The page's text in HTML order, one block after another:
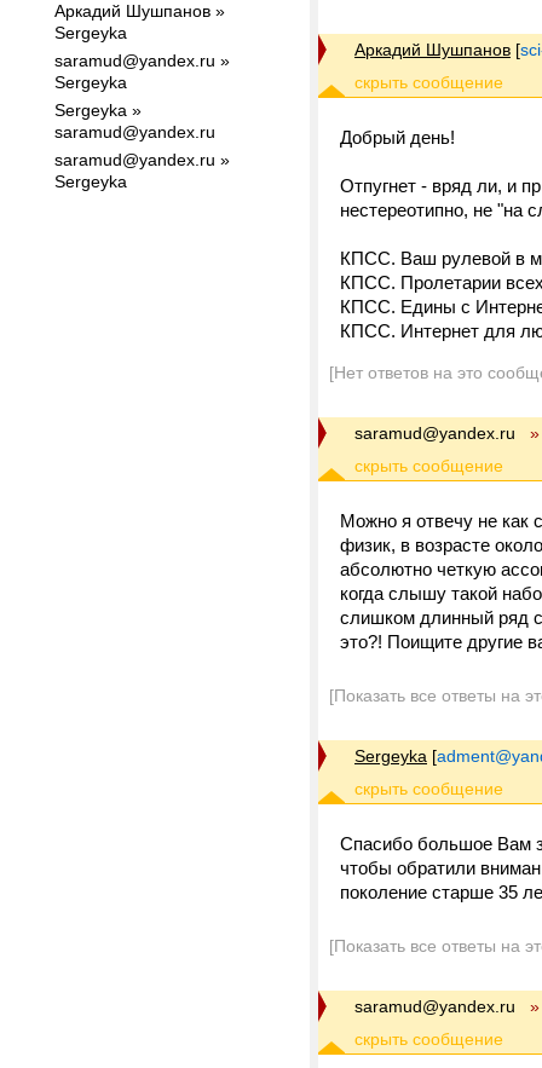
Аркадий Шушпанов »
Sergeyka
saramud@yandex.ru »
Sergeyka
Sergeyka »
saramud@yandex.ru
saramud@yandex.ru »
Sergeyka
Аркадий Шушпанов [
Добрый день!
Отпугнет - вряд ли, и
нестереотипно, не "на
КПСС. Ваш рулевой в
КПСС. Пролетарии
КПСС. Едины с
КПСС. Интернет для
[Нет ответов на это
saramud@yandex.ru »
Можно я отвечу не как
физик, в возрасте
абсолютно четкую
когда слышу такой
слишком длинный ряд
это?! Поищите другие
[Показать все ответы на
Sergeyka [
Спасибо большое Вам
чтобы обратили
поколение старше 35
[Показать все ответы на
saramud@yandex.ru »